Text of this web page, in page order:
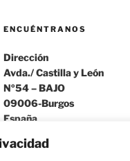
ENCUÉNTRANOS
Dirección
Avda./ Castilla y León
Nº54 – BAJO
09006-Burgos
España
Telefonos